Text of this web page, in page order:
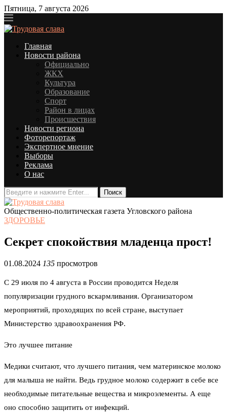
Пятница, 7 августа 2026
Главная
Новости района
Официально
ЖКХ
Культура
Образование
Спорт
Район в лицах
Происшествия
Новости региона
Фоторепортаж
Экспертное мнение
Выборы
Реклама
О нас
Общественно-политическая газета Угловского района
ЗДОРОВЬЕ
Секрет спокойствия младенца прост!
01.08.2024 135 просмотров
С 29 июля по 4 августа в России проводится Неделя
популяризации грудного вскармливания. Организатором
мероприятий, проходящих по всей стране, выступает
Министерство здравоохранения РФ.
Это лучшее питание
Медики считают, что лучшего питания, чем материнское молоко
для малыша не найти. Ведь грудное молоко содержит в себе все
необходимые питательные вещества и микроэлементы. А еще
оно способно защитить от инфекций.